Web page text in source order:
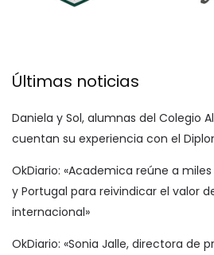
Últimas noticias
Daniela y Sol, alumnas del Colegio
cuentan su experiencia con el
OkDiario: «Academica reúne a
y Portugal para reivindicar el valor
internacional»
OkDiario: «Sonia Jalle, directora de